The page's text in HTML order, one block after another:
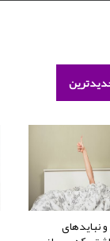
و نبایدهای